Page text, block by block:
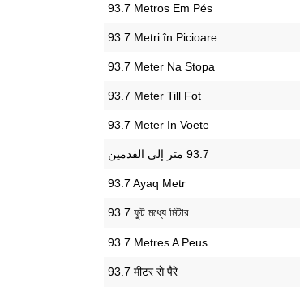
‎93.7 Metros Em Pés
‎93.7 Metri în Picioare
‎93.7 Meter Na Stopa
‎93.7 Meter Till Fot
‎93.7 Meter In Voete
‎93.7 Ayaq Metr
‎93.7 ফুট মধ্যে মিটার
‎93.7 Metres A Peus
‎93.7 मीटर से पैरे